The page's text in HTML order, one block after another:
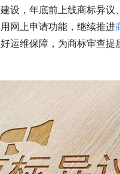
设，年底前上线商标异议
网上申请功能，继续推进
运维保障，为商标审查提